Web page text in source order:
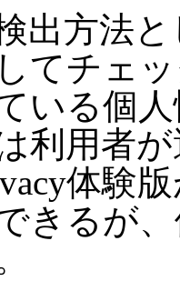
出方法と
てチェ
いる個
利用者
体験
きるが